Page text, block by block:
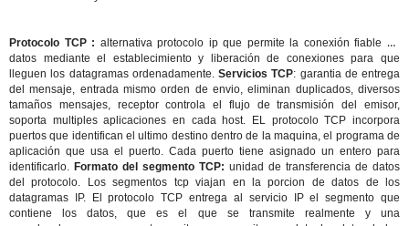
Protocolo TCP : alternativa protocolo ip que permite la conexión fiable de
datos mediante el establecimiento y liberación de conexiones para que
lleguen los datagramas ordenadamente. Servicios TCP: garantia de entrega
del mensaje, entrada mismo orden de envio, eliminan duplicados, diversos
tamaños mensajes, receptor controla el flujo de transmisión del emisor,
soporta multiples aplicaciones en cada host. EL protocolo TCP incorpora
puertos que identifican el ultimo destino dentro de la maquina, el programa de
aplicación que usa el puerto. Cada puerto tiene asignado un entero para
identificarlo. Formato del segmento TCP: unidad de transferencia de datos
del protocolo. Los segmentos tcp viajan en la porcion de datos de los
datagramas IP. El protocolo TCP entrega al servicio IP el segmento que
contiene los datos, que es el que se transmite realmente y una